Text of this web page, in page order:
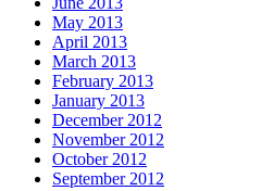
May 2013
April 2013
March 2013
February 2013
January 2013
December 2012
November 2012
October 2012
September 2012